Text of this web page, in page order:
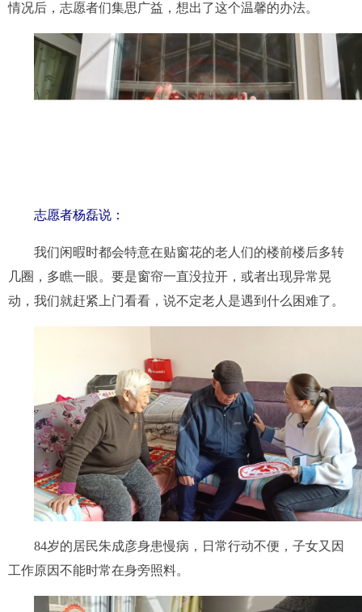
情况后，志愿者们集思广益，想出了这个温馨的办法。
志愿者杨磊说 ：
我们闲暇时都会特意在贴窗花的老人们的楼前楼后多转
几圈，多瞧一眼。要是窗帘一直没拉开，或者出现异常晃
动，我们就赶紧上门看看，说不定老人是遇到什么困难了。
84岁的居民朱成彦身患慢病，日常行动不便，子女又因
工作原因不能时常在身旁照料。